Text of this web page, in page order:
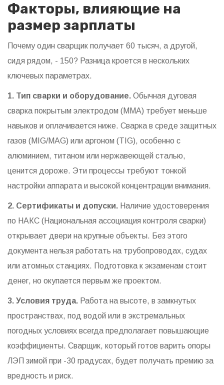
Факторы, влияющие на
размер зарплаты
Почему один сварщик получает 60 тысяч, а другой,
сидя рядом, - 150? Разница кроется в нескольких
ключевых параметрах.
1. Тип сварки и оборудование. Обычная дуговая
сварка покрытым электродом (MMA) требует меньше
навыков и оплачивается ниже. Сварка в среде защитных
газов (MIG/MAG) или аргоном (TIG), особенно с
алюминием, титаном или нержавеющей сталью,
ценится дороже. Эти процессы требуют тонкой
настройки аппарата и высокой концентрации внимания.
2. Сертификаты и допуски. Наличие удостоверения
по НАКС (Национальная ассоциация контроля сварки)
открывает двери на крупные объекты. Без этого
документа нельзя работать на трубопроводах, судах
или атомных станциях. Подготовка к экзаменам стоит
денег, но окупается первым же проектом.
3. Условия труда. Работа на высоте, в замкнутых
пространствах, под водой или в экстремальных
погодных условиях всегда предполагает повышающие
коэффициенты. Сварщик, который готов варить опоры
ЛЭП зимой при -30 градусах, будет получать премию за
вредность и риск.